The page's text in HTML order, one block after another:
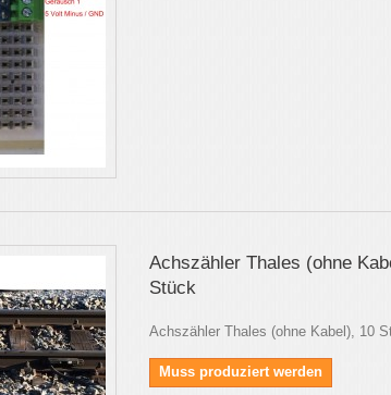
Achszähler Thales (ohne
Stück
Achszähler Thales (ohne Kabel), 10
Muss produziert werden